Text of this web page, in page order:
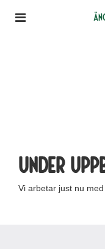
Under
Vi arbetar just nu